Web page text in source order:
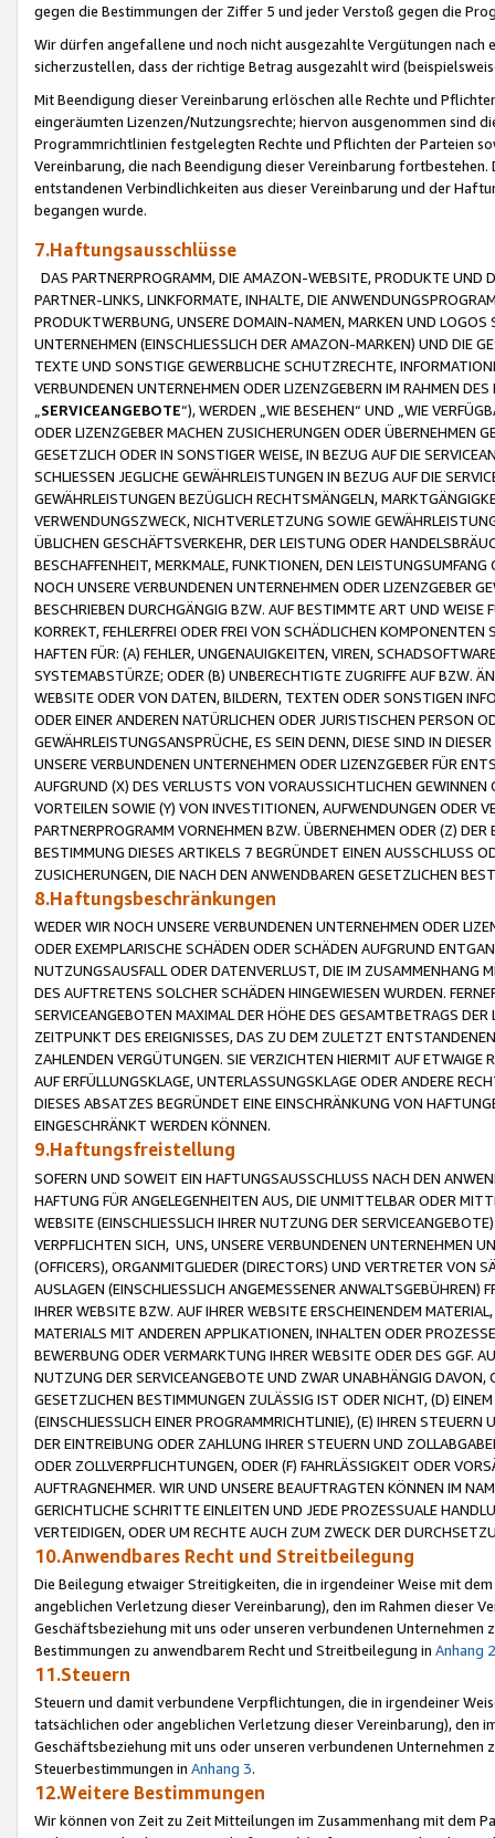
gegen die Bestimmungen der Ziffer 5 und jeder Verstoß gegen die
Wir dürfen angefallene und noch nicht ausgezahlte Vergütungen
sicherzustellen, dass der richtige Betrag ausgezahlt wird
Mit Beendigung dieser Vereinbarung erlöschen alle Rechte und
eingeräumten Lizenzen/Nutzungsrechte; hiervon ausgenommen sind
Programmrichtlinien festgelegten Rechte und Pflichten der Parteien
Vereinbarung, die nach Beendigung dieser Vereinbarung
entstandenen Verbindlichkeiten aus dieser Vereinbarung und der
begangen wurde.
7.Haftungsausschlüsse
DAS PARTNERPROGRAMM, DIE AMAZON-WEBSITE, PRODUKTE UND
PARTNER-LINKS, LINKFORMATE, INHALTE, DIE
PRODUKTWERBUNG, UNSERE DOMAIN-NAMEN, MARKEN UND
UNTERNEHMEN (EINSCHLIESSLICH DER AMAZON-MARKEN) UND DIE
TEXTE UND SONSTIGE GEWERBLICHE SCHUTZRECHTE,
VERBUNDENEN UNTERNEHMEN ODER LIZENZGEBERN IM RAHMEN
SERVICEANGEBOTE“), WERDEN „WIE BESEHEN“ UND „WIE
ODER LIZENZGEBER MACHEN ZUSICHERUNGEN ODER ÜBERNEHMEN
GESETZLICH ODER IN SONSTIGER WEISE, IN BEZUG AUF DIE
SCHLIESSEN JEGLICHE GEWÄHRLEISTUNGEN IN BEZUG AUF DIE
GEWÄHRLEISTUNGEN BEZÜGLICH RECHTSMÄNGELN,
VERWENDUNGSZWECK, NICHTVERLETZUNG SOWIE
ÜBLICHEN GESCHÄFTSVERKEHR, DER LEISTUNG ODER
BESCHAFFENHEIT, MERKMALE, FUNKTIONEN, DEN
NOCH UNSERE VERBUNDENEN UNTERNEHMEN ODER LIZENZGEBER
BESCHRIEBEN DURCHGÄNGIG BZW. AUF BESTIMMTE ART UND
KORREKT, FEHLERFREI ODER FREI VON SCHÄDLICHEN
HAFTEN FÜR: (A) FEHLER, UNGENAUIGKEITEN, VIREN,
SYSTEMABSTÜRZE; ODER (B) UNBERECHTIGTE ZUGRIFFE AUF BZW.
WEBSITE ODER VON DATEN, BILDERN, TEXTEN ODER SONSTIGEN
ODER EINER ANDEREN NATÜRLICHEN ODER JURISTISCHEN PERSON
GEWÄHRLEISTUNGSANSPRÜCHE, ES SEIN DENN, DIESE SIND IN
UNSERE VERBUNDENEN UNTERNEHMEN ODER LIZENZGEBER FÜR
AUFGRUND (X) DES VERLUSTS VON VORAUSSICHTLICHEN
VORTEILEN SOWIE (Y) VON INVESTITIONEN, AUFWENDUNGEN ODER
PARTNERPROGRAMM VORNEHMEN BZW. ÜBERNEHMEN ODER (Z)
BESTIMMUNG DIESES ARTIKELS 7 BEGRÜNDET EINEN AUSSCHLUSS
ZUSICHERUNGEN, DIE NACH DEN ANWENDBAREN GESETZLICHEN
8.Haftungsbeschränkungen
WEDER WIR NOCH UNSERE VERBUNDENEN UNTERNEHMEN ODER
ODER EXEMPLARISCHE SCHÄDEN ODER SCHÄDEN AUFGRUND
NUTZUNGSAUSFALL ODER DATENVERLUST, DIE IM ZUSAMMENHANG
DES AUFTRETENS SOLCHER SCHÄDEN HINGEWIESEN WURDEN.
SERVICEANGEBOTEN MAXIMAL DER HÖHE DES GESAMTBETRAGS
ZEITPUNKT DES EREIGNISSES, DAS ZU DEM ZULETZT
ZAHLENDEN VERGÜTUNGEN. SIE VERZICHTEN HIERMIT AUF
AUF ERFÜLLUNGSKLAGE, UNTERLASSUNGSKLAGE ODER ANDERE
DIESES ABSATZES BEGRÜNDET EINE EINSCHRÄNKUNG VON
EINGESCHRÄNKT WERDEN KÖNNEN.
9.Haftungsfreistellung
SOFERN UND SOWEIT EIN HAFTUNGSAUSSCHLUSS NACH DEN
HAFTUNG FÜR ANGELEGENHEITEN AUS, DIE UNMITTELBAR ODER
WEBSITE (EINSCHLIESSLICH IHRER NUTZUNG DER
VERPFLICHTEN SICH, UNS, UNSERE VERBUNDENEN UNTERNEHMEN
(OFFICERS), ORGANMITGLIEDER (DIRECTORS) UND VERTRETER VON
AUSLAGEN (EINSCHLIESSLICH ANGEMESSENER
IHRER WEBSITE BZW. AUF IHRER WEBSITE ERSCHEINENDEM
MATERIALS MIT ANDEREN APPLIKATIONEN, INHALTEN ODER
BEWERBUNG ODER VERMARKTUNG IHRER WEBSITE ODER DES GGF.
NUTZUNG DER SERVICEANGEBOTE UND ZWAR UNABHÄNGIG
GESETZLICHEN BESTIMMUNGEN ZULÄSSIG IST ODER NICHT, (D)
(EINSCHLIESSLICH EINER PROGRAMMRICHTLINIE), (E) IHREN
DER EINTREIBUNG ODER ZAHLUNG IHRER STEUERN UND
ODER ZOLLVERPFLICHTUNGEN, ODER (F) FAHRLÄSSIGKEIT ODER
AUFTRAGNEHMER. WIR UND UNSERE BEAUFTRAGTEN KÖNNEN IM
GERICHTLICHE SCHRITTE EINLEITEN UND JEDE PROZESSUALE
VERTEIDIGEN, ODER UM RECHTE AUCH ZUM ZWECK DER
10.Anwendbares Recht und Streitbeilegung
Die Beilegung etwaiger Streitigkeiten, die in irgendeiner Weise mit
angeblichen Verletzung dieser Vereinbarung), den im Rahmen dieser
Geschäftsbeziehung mit uns oder unseren verbundenen
Bestimmungen zu anwendbarem Recht und Streitbeilegung in Anhang 2
11.Steuern
Steuern und damit verbundene Verpflichtungen, die in irgendeiner
tatsächlichen oder angeblichen Verletzung dieser Vereinbarung), den
Geschäftsbeziehung mit uns oder unseren verbundenen
Steuerbestimmungen in Anhang 3.
12.Weitere Bestimmungen
Wir können von Zeit zu Zeit Mitteilungen im Zusammenhang mit dem